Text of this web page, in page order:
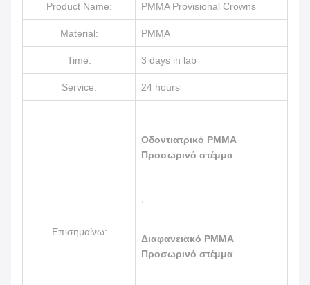
Product Name: PMMA Provisional Crowns
Material: PMMA
Time: 3 days in lab
Service: 24 hours
Επισημαίνω:
Οδοντιατρικό PMMA
Προσωρινό στέμμα
Διαφανειακό PMMA
Προσωρινό στέμμα